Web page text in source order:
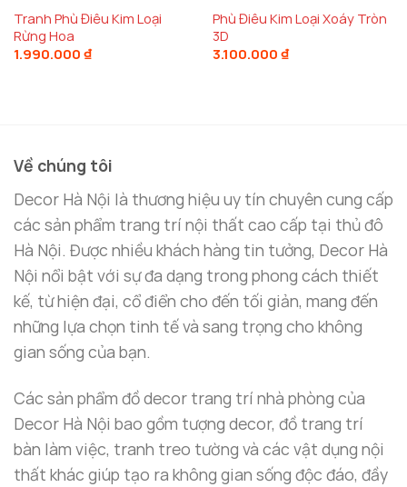
Tranh Phù Điêu Kim Loại
Rừng Hoa
1.990.000 ₫
Phù Điêu Kim Loại Xoáy Tròn
3D
3.100.000 ₫
Về chúng tôi
Decor Hà Nội là thương hiệu uy tín chuyên cung cấp
các sản phẩm trang trí nội thất cao cấp tại thủ đô
Hà Nội. Được nhiều khách hàng tin tưởng, Decor Hà
Nội nổi bật với sự đa dạng trong phong cách thiết
kế, từ hiện đại, cổ điển cho đến tối giản, mang đến
những lựa chọn tinh tế và sang trọng cho không
gian sống của bạn.
Các sản phẩm đồ decor trang trí nhà phòng của
Decor Hà Nội bao gồm tượng decor, đồ trang trí
bàn làm việc, tranh treo tường và các vật dụng nội
thất khác giúp tạo ra không gian sống độc đáo, đầy